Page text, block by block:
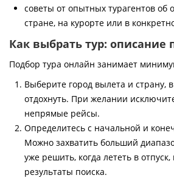
советы от опытных турагентов об
стране, на курорте или в
Как выбрать тур: описание
Подбор тура онлайн занимает
Выберите город вылета и страну,
отдохнуть. При желании
непрямые рейсы.
Определитесь с начальной и
Можно захватить больший
уже решить, когда лететь в
результаты поиска.